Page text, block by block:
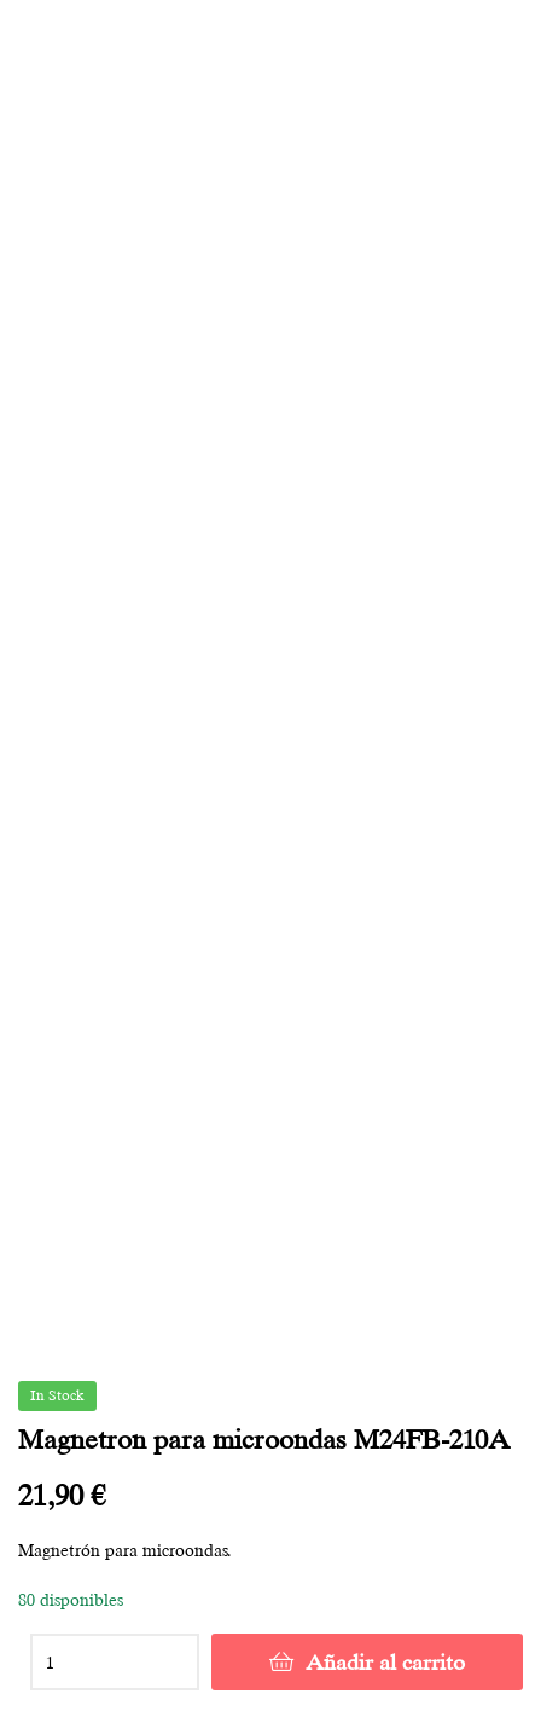
In Stock
Magnetron para microondas M24FB-210A
21,90€
Magnetrón para microondas.
80 disponibles
Añadir al carrito